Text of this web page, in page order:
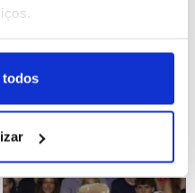
todos
Estreias da semana
(editado)
ID: 47497129